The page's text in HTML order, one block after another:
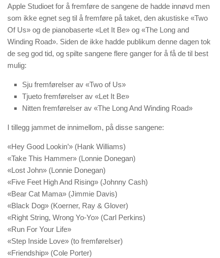
Apple Studioet for å fremføre de sangene de hadde innøvd men
som ikke egnet seg til å fremføre på taket, den akustiske «Two
Of Us» og de pianobaserte «Let It Be» og «The Long and
Winding Road». Siden de ikke hadde publikum denne dagen tok
de seg god tid, og spilte sangene flere ganger for å få de til best
mulig:
Sju fremførelser av «Two of Us»
Tjueto fremførelser av «Let It Be»
Nitten fremførelser av «The Long And Winding Road»
I tillegg jammet de innimellom, på disse sangene:
«Hey Good Lookin’» (Hank Williams)
«Take This Hammer» (Lonnie Donegan)
«Lost John» (Lonnie Donegan)
«Five Feet High And Rising» (Johnny Cash)
«Bear Cat Mama» (Jimmie Davis)
«Black Dog» (Koerner, Ray & Glover)
«Right String, Wrong Yo-Yo» (Carl Perkins)
«Run For Your Life»
«Step Inside Love» (to fremførelser)
«Friendship» (Cole Porter)